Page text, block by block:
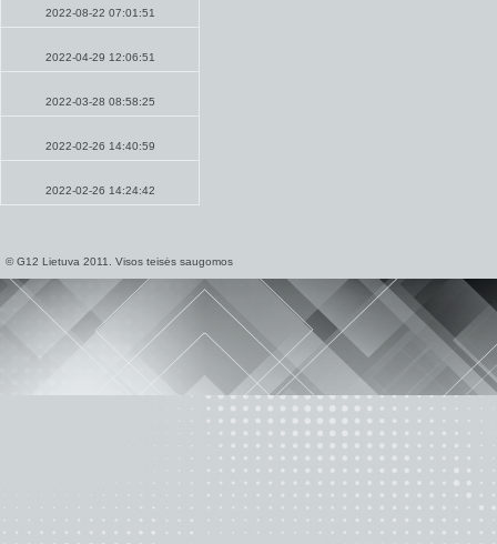
2022-08-22 07:01:51
2022-04-29 12:06:51
2022-03-28 08:58:25
2022-02-26 14:40:59
2022-02-26 14:24:42
© G12 Lietuva 2011. Visos teisės saugomos